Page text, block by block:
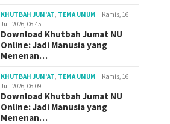
KHUTBAH JUM'AT, TEMA UMUM
Kamis, 16
Juli 2026, 06:45
Download Khutbah Jumat NU
Online: Jadi Manusia yang
Menenan…
KHUTBAH JUM'AT, TEMA UMUM
Kamis, 16
Juli 2026, 06:09
Download Khutbah Jumat NU
Online: Jadi Manusia yang
Menenan…